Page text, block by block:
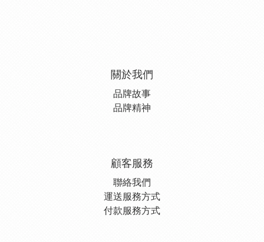
關於我們
品牌故事
品牌精神
顧客服務
聯絡我們
運送服務方式
付款服務方式